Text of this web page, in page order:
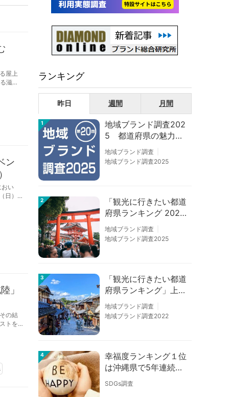
屋上
ン
おい
日）
」
の結
トを
ランキング
昨日 週間 月間
1
地域ブランド調査202
5 都道府県の魅力度
等調査結果
地域ブランド調査
地域ブランド調査2025
2
「観光に行きたい都道
府県ランキング 202
6」京都は低下、神奈
川上昇
地域ブランド調査
地域ブランド調査2025
3
「観光に行きたい都道
府県ランキング」上位
の順位に変動あり
地域ブランド調査
地域ブランド調査2022
4
幸福度ランキング１位
は沖縄県で5年連続！
佐賀、愛知が順位上昇
【幸福度調査2026】
SDGs調査